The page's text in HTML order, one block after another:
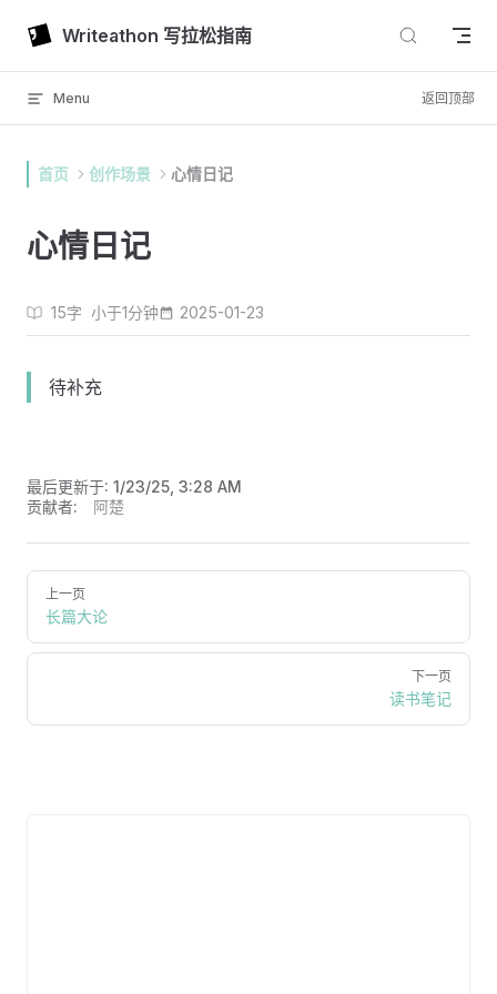
Skip to content
Writeathon 写拉松指南
Menu 返回顶部
首页 创作场景 心情日记
心情日记
15字 小于1分钟 2025-01-23
待补充
最后更新于: 1/23/25, 3:28 AM
贡献者:
阿楚
上一页
长篇大论
下一页
读书笔记